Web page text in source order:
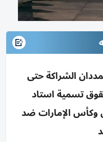
الشراكة حتى
تسمية استاد
وكأس الإمارات ضد